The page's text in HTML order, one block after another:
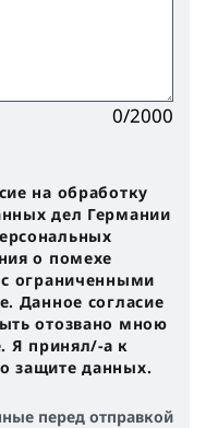
0/2000
на обработку
дел Германии
о помехе
ограниченными
Данное согласие
отозвано мною
Я принял/-a к
защите данных.
перед отправкой